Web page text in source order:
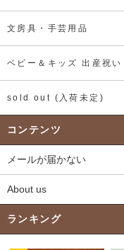
文房具・手芸用品
ベビー＆キッズ 出産祝い
sold out (入荷未定)
コンテンツ
メールが届かない
About us
ランキング